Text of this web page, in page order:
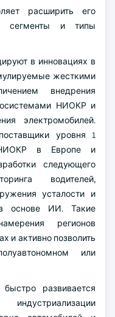
расширить его
сегменты и типы
в инновациях в
жесткими
внедрения
НИОКР и
электромобилей.
уровня 1
НИОКР в Европе и
следующего
водителей,
усталости и
основе ИИ. Такие
регионов
и активно позволить
или
развивается